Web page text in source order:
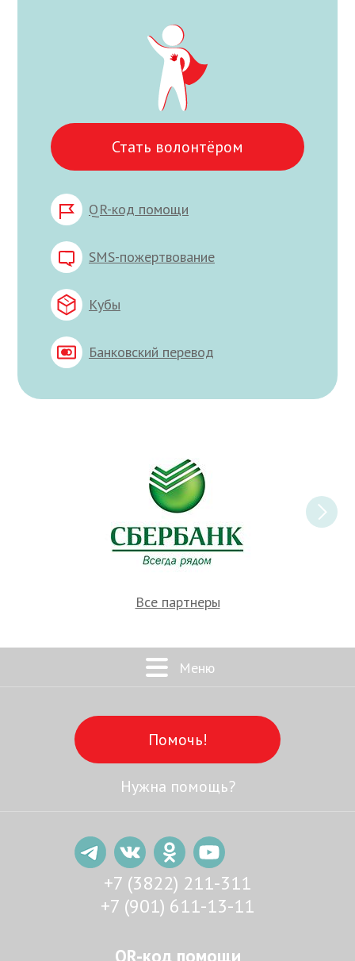
Стать волонтёром
QR-код помощи
SMS-пожертвование
Кубы
Банковский перевод
Все партнеры
Меню
Помочь!
Нужна помощь?
+7 (3822) 211-311
+7 (901) 611-13-11